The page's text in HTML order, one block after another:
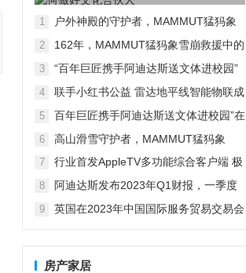
何做好文化合伙人
1
户外神殿的守护者，MAMMUT猛犸象
2
162年，MAMMUT猛犸象雪崩救援中的
3
“百年巨匠携手阿迪达斯送文体进校园”
4
联手小红书公益 雷达地平线智能物联成
5
百年巨匠携手阿迪达斯送文体进校园”在
6 高山滑雪守护者，MAMMUT猛犸象
7
行业首发AppleTV多功能综合客户端 极
8
阿迪达斯发布2023年Q1财报，一季度
9
英国在2023年中国国际服务贸易交易会
房产家居